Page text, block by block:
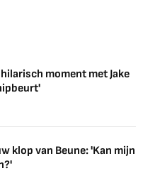
moment met Jake
klop van Beune: 'Kan mijn